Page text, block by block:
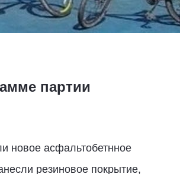
партии
новое асфальтобетнное
резиновое покрытие,